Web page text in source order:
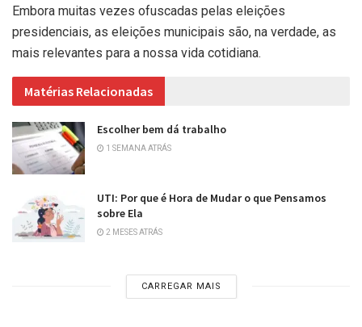
Embora muitas vezes ofuscadas pelas eleições
presidenciais, as eleições municipais são, na verdade, as
mais relevantes para a nossa vida cotidiana.
Matérias Relacionadas
Escolher bem dá trabalho
1 SEMANA ATRÁS
UTI: Por que é Hora de Mudar o que Pensamos
sobre Ela
2 MESES ATRÁS
CARREGAR MAIS